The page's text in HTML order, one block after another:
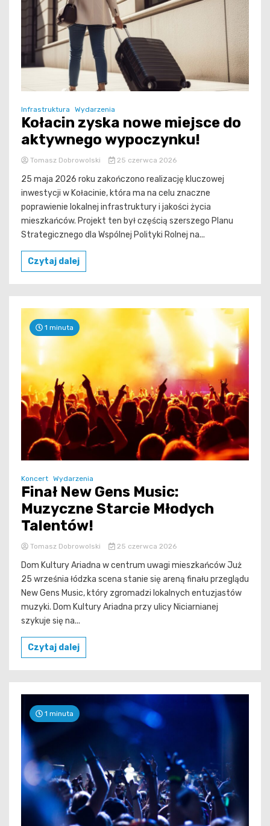
Infrastruktura Wydarzenia
Kołacin zyska nowe miejsce do
aktywnego wypoczynku!
Tomasz Dobrowolski 25 czerwca 2026
25 maja 2026 roku zakończono realizację kluczowej
inwestycji w Kołacinie, która ma na celu znaczne
poprawienie lokalnej infrastruktury i jakości życia
mieszkańców. Projekt ten był częścią szerszego Planu
Strategicznego dla Wspólnej Polityki Rolnej na...
Czytaj dalej
1 minuta
Koncert Wydarzenia
Finał New Gens Music:
Muzyczne Starcie Młodych
Talentów!
Tomasz Dobrowolski 25 czerwca 2026
Dom Kultury Ariadna w centrum uwagi mieszkańców Już
25 września łódzka scena stanie się areną finału przeglądu
New Gens Music, który zgromadzi lokalnych entuzjastów
muzyki. Dom Kultury Ariadna przy ulicy Niciarnianej
szykuje się na...
Czytaj dalej
1 minuta